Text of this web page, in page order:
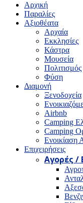
Αρχική
Παραλίες
Αξιοθέατα
Αρχαία
Εκκλησίες
Κάστρα
Μουσεία
Πολιτισμός
Φύση
Διαμονή
Ξενοδοχεία
Airbnb
Camping
Camping
Ενοικίαση
Επιχειρήσεις
Αγορές /